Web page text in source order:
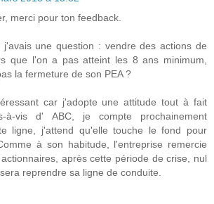
merci pour ton feedback.
j'avais une question : vendre des actions de
que l'on a pas atteint les 8 ans minimum,
la fermeture de son PEA ?
car j'adopte une attitude tout à fait
à-vis d' ABC, je compte prochainement
ligne, j'attend qu'elle touche le fond pour
à son habitude, l'entreprise remercie
après cette période de crise, nul
reprendre sa ligne de conduite.